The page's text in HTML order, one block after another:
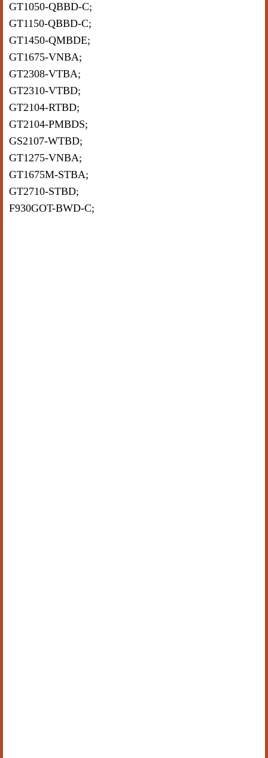
GT1050-QBBD-C;
GT1150-QBBD-C;
GT1450-QMBDE;
GT1675-VNBA;
GT2308-VTBA;
GT2310-VTBD;
GT2104-RTBD;
GT2104-PMBDS;
GS2107-WTBD;
GT1275-VNBA;
GT1675M-STBA;
GT2710-STBD;
F930GOT-BWD-C;